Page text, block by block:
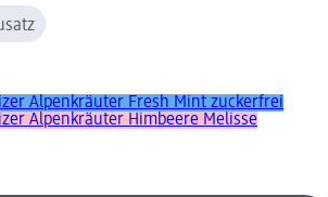
Alpenkräuter Fresh Mint zuckerfrei
Alpenkräuter Himbeere Melisse